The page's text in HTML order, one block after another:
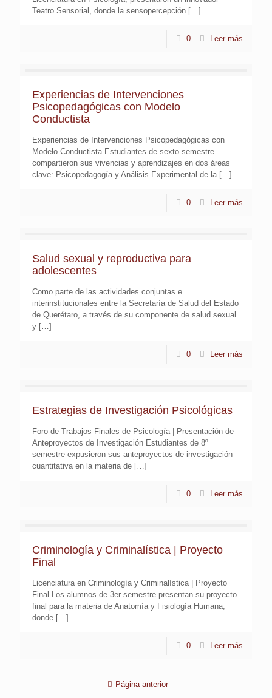
Teatro Sensorial, donde la sensopercepción […]
0 Leer más
Experiencias de Intervenciones
Psicopedagógicas con Modelo
Conductista
Experiencias de Intervenciones Psicopedagógicas con
Modelo Conductista Estudiantes de sexto semestre
compartieron sus vivencias y aprendizajes en dos áreas
clave: Psicopedagogía y Análisis Experimental de la […]
0 Leer más
Salud sexual y reproductiva para
adolescentes
Como parte de las actividades conjuntas e
interinstitucionales entre la Secretaría de Salud del Estado
de Querétaro, a través de su componente de salud sexual
y […]
0 Leer más
Estrategias de Investigación Psicológicas
Foro de Trabajos Finales de Psicología | Presentación de
Anteproyectos de Investigación Estudiantes de 8º
semestre expusieron sus anteproyectos de investigación
cuantitativa en la materia de […]
0 Leer más
Criminología y Criminalística | Proyecto
Final
Licenciatura en Criminología y Criminalística | Proyecto
Final Los alumnos de 3er semestre presentan su proyecto
final para la materia de Anatomía y Fisiología Humana,
donde […]
0 Leer más
Página anterior